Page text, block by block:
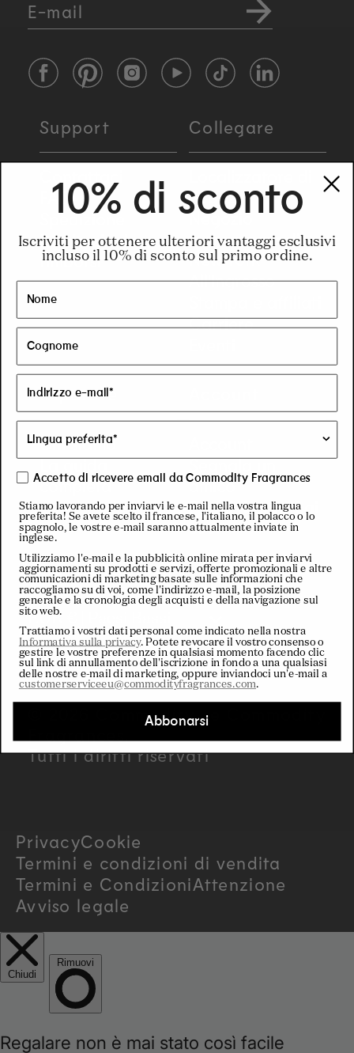
E-mail
FacebookPinterestInstagramYouTubeTikTokLinkedIn
Support
FAQ
Spedizione
Restituzioni e
rimborsi
Collegare
negozi
Negozio
monomarca di
New York
All'ingrosso
Carriere
Imparare
Chi siamo
La guida
completa
Segnala un
amico
Premi riservati ai
soci
C
o
u
n
y
/
r
e
g
i
Italiano
© 2026 Commodity . e Commodity
Tutti i diritti riservati
PrivacyCookie
Termini e condizioni di vendita
Termini e CondizioniAttenzione
Avviso legale
10% di sconto
Iscriviti per ottenere ulteriori vantaggi esclusivi
incluso il 10% di sconto sul primo ordine.
Accetto di ricevere email da Commodity Fragrances
Stiamo lavorando per inviarvi le e-mail nella vostra lingua
preferita! Se avete scelto il francese, l'italiano, il polacco o lo
spagnolo, le vostre e-mail saranno attualmente inviate in
inglese.
Utilizziamo l'e-mail e la pubblicità online mirata per inviarvi
aggiornamenti su prodotti e servizi, offerte promozionali e altre
comunicazioni di marketing basate sulle informazioni che
raccogliamo su di voi, come l'indirizzo e-mail, la posizione
generale e la cronologia degli acquisti e della navigazione sul
sito web.
Trattiamo i vostri dati personal come indicato nella nostra
Informativa sulla privacy. Potete revocare il vostro consenso o
gestire le vostre preferenze in qualsiasi momento facendo clic
sul link di annullamento dell'iscrizione in fondo a una qualsiasi
delle nostre e-mail di marketing, oppure inviandoci un'e-mail a
customerserviceeu@commodityfragrances.com.
Abbonarsi